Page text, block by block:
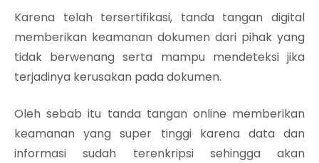
Karena telah tersertifikasi, tanda tangan digital
memberikan keamanan dokumen dari pihak yang
tidak berwenang serta mampu mendeteksi jika
terjadinya kerusakan pada dokumen.
Oleh sebab itu tanda tangan online memberikan
keamanan yang super tinggi karena data dan
informasi sudah terenkripsi sehingga akan